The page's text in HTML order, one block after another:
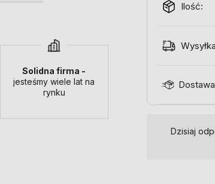
Solidna firma -
jesteśmy wiele lat na
rynku
Ilość:
Dzisiaj